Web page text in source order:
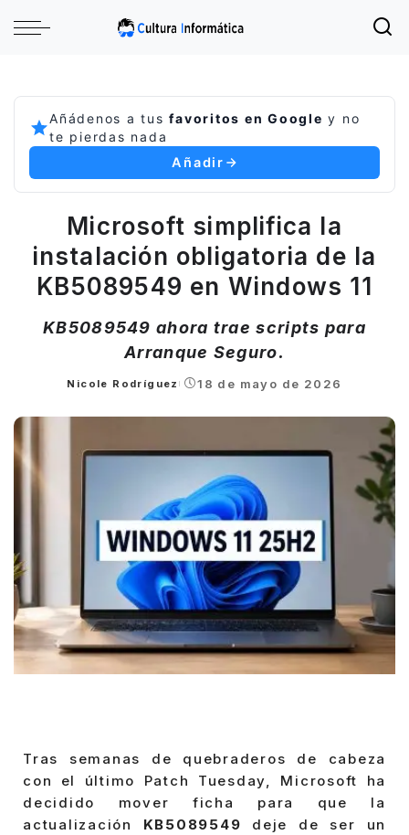
Añádenos a tusfavoritos en Google y no
te pierdas nada
Añadir
Microsoft simplifica la
instalación obligatoria de la
KB5089549 en Windows 11
KB5089549 ahora trae scripts para
Arranque Seguro.
Posted
Nicole Rodríguez 18 de mayo de 2026
Tras semanas de quebraderos de cabeza
con el último Patch Tuesday, Microsoft ha
decidido mover ficha para que la
actualización KB5089549 deje de ser un